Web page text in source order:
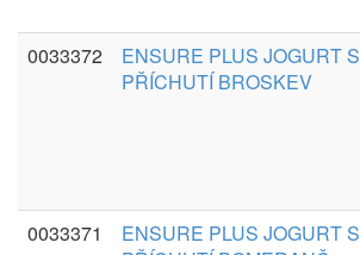
0033372
ENSURE PLUS JOGURT S
PŘÍCHUTÍ BROSKEV
0033371
ENSURE PLUS JOGURT S